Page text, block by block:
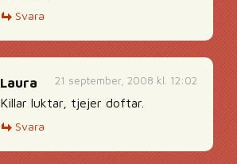
Svara
21 september, 2008 kl. 12:02
Laura
Killar luktar, tjejer doftar.
Svara